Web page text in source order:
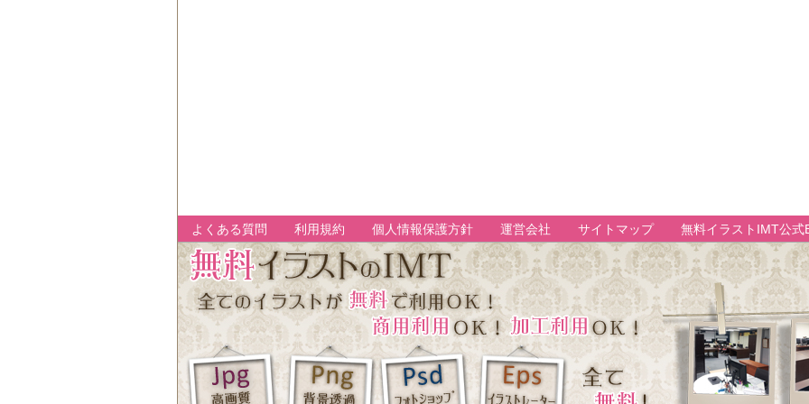
よくある質問 利用規約 個人情報保護方針 運営会社 サイトマップ 無料イラストIMT公式